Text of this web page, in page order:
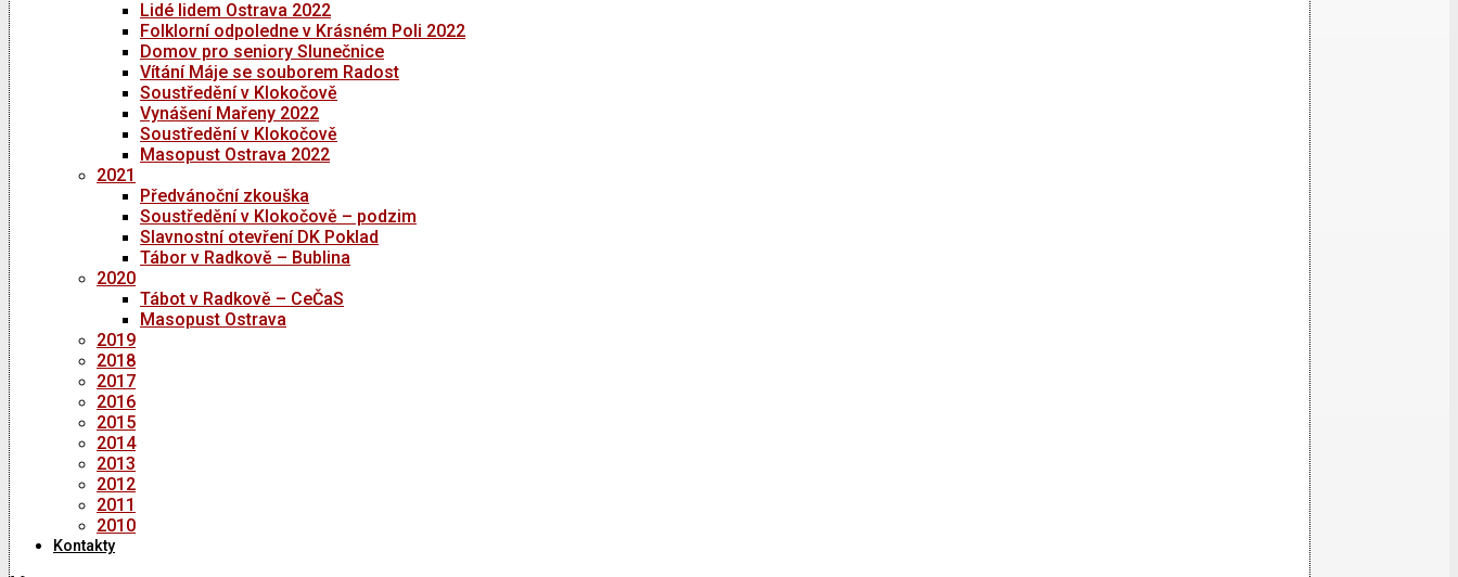
Lidé lidem Ostrava 2022
Folklorní odpoledne v Krásném Poli 2022
Domov pro seniory Slunečnice
Vítání Máje se souborem Radost
Soustředění v Klokočově
Vynášení Mařeny 2022
Soustředění v Klokočově
Masopust Ostrava 2022
2021
Předvánoční zkouška
Soustředění v Klokočově – podzim
Slavnostní otevření DK Poklad
Tábor v Radkově – Bublina
2020
Tábot v Radkově – CeČaS
Masopust Ostrava
2019
2018
2017
2016
2015
2014
2013
2012
2011
2010
Kontakty